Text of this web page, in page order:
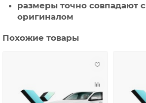
размеры точно совпадают с
оригиналом
Похожие товары